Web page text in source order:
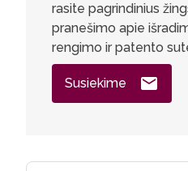
rasite pagrindinius
pranešimo apie
rengimo ir patento
Susiekime